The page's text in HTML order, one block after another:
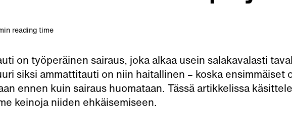
reading time
on työperäinen sairaus, joka alkaa usein salakavalasti
siksi ammattitauti on niin haitallinen – koska
ennen kuin sairaus huomataan. Tässä artikkelissa
keinoja niiden ehkäisemiseen.